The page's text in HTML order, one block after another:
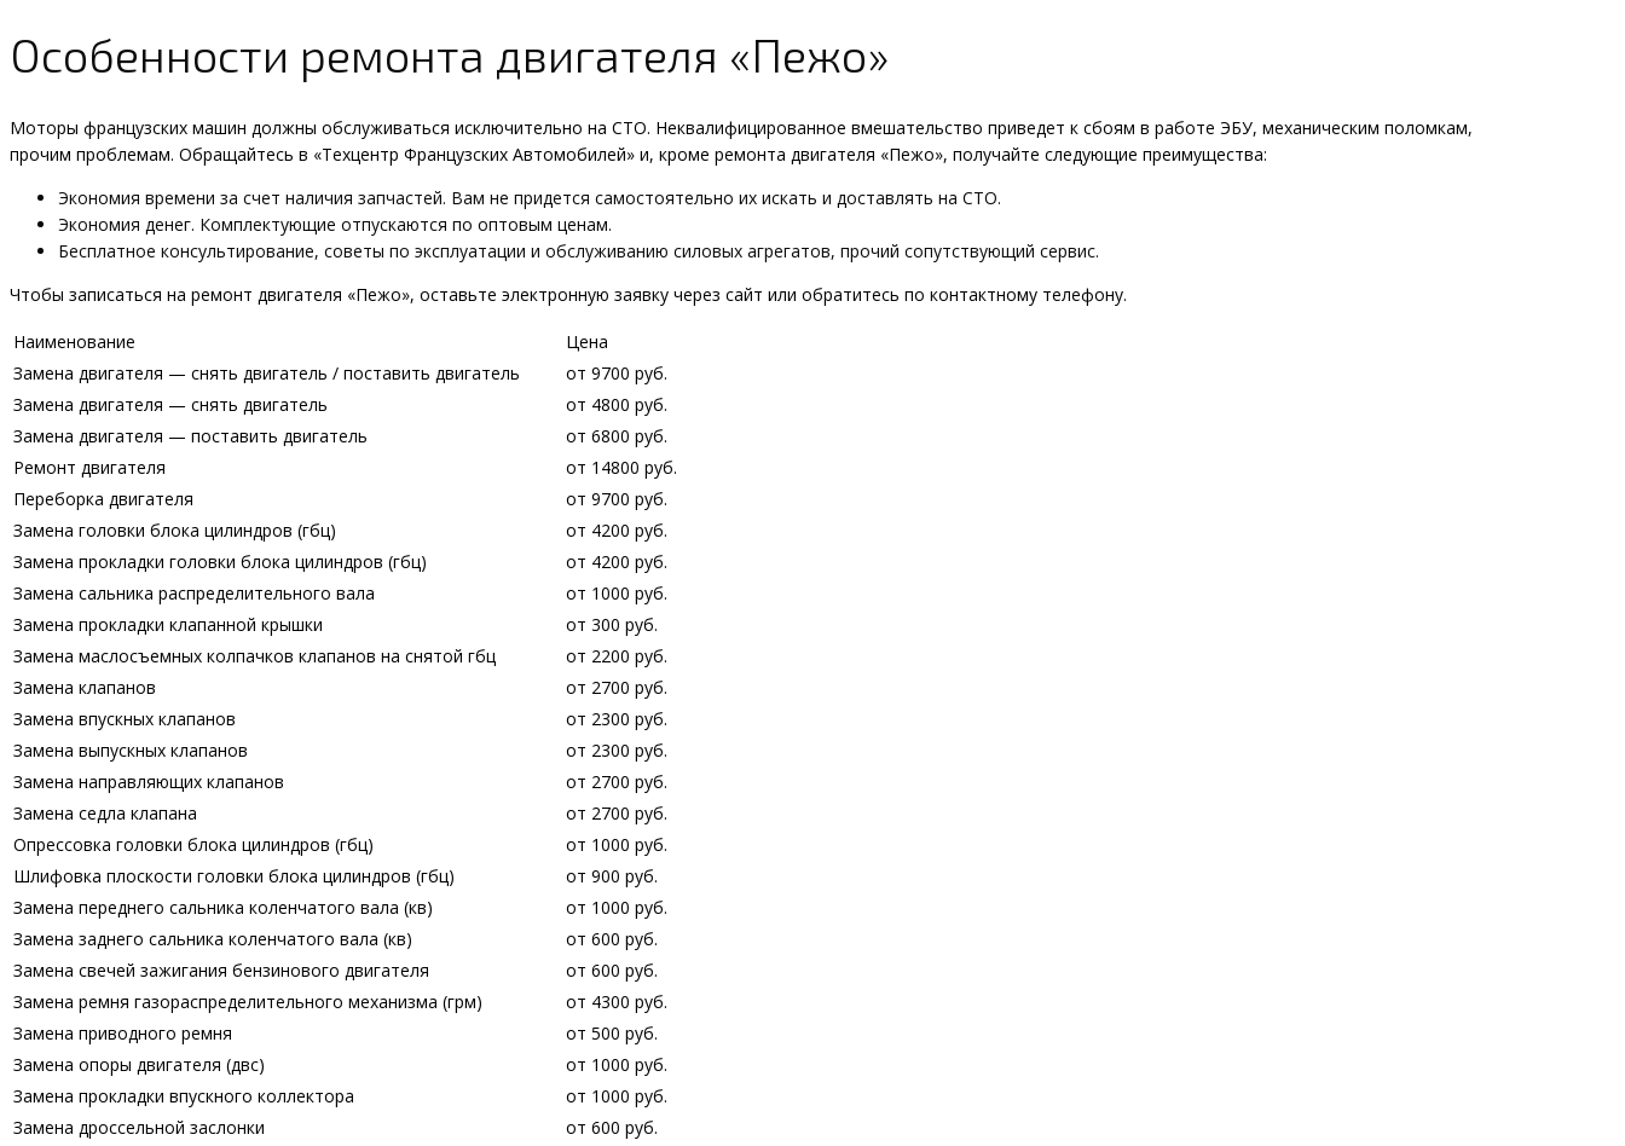
Особенности ремонта двигателя «Пежо»
Моторы французских машин должны обслуживаться исключительно на СТО. Неквалифицированное вмешательство приведет к сбоям в работе ЭБУ, механическим поломкам,
прочим проблемам. Обращайтесь в «Техцентр Французских Автомобилей» и, кроме ремонта двигателя «Пежо», получайте следующие преимущества:
Экономия времени за счет наличия запчастей. Вам не придется самостоятельно их искать и доставлять на СТО.
Экономия денег. Комплектующие отпускаются по оптовым ценам.
Бесплатное консультирование, советы по эксплуатации и обслуживанию силовых агрегатов, прочий сопутствующий сервис.
Чтобы записаться на ремонт двигателя «Пежо», оставьте электронную заявку через сайт или обратитесь по контактному телефону.
Наименование
Цена
Замена двигателя — снять двигатель / поставить двигатель
от 9700 руб.
Замена двигателя — снять двигатель
от 4800 руб.
Замена двигателя — поставить двигатель
от 6800 руб.
Ремонт двигателя
от 14800 руб.
Переборка двигателя
от 9700 руб.
Замена головки блока цилиндров (гбц)
от 4200 руб.
Замена прокладки головки блока цилиндров (гбц)
от 4200 руб.
Замена сальника распределительного вала
от 1000 руб.
Замена прокладки клапанной крышки
от 300 руб.
Замена маслосъемных колпачков клапанов на снятой гбц
от 2200 руб.
Замена клапанов
от 2700 руб.
Замена впускных клапанов
от 2300 руб.
Замена выпускных клапанов
от 2300 руб.
Замена направляющих клапанов
от 2700 руб.
Замена седла клапана
от 2700 руб.
Опрессовка головки блока цилиндров (гбц)
от 1000 руб.
Шлифовка плоскости головки блока цилиндров (гбц)
от 900 руб.
Замена переднего сальника коленчатого вала (кв)
от 1000 руб.
Замена заднего сальника коленчатого вала (кв)
от 600 руб.
Замена свечей зажигания бензинового двигателя
от 600 руб.
Замена ремня газораспределительного механизма (грм)
от 4300 руб.
Замена приводного ремня
от 500 руб.
Замена опоры двигателя (двс)
от 1000 руб.
Замена прокладки впускного коллектора
от 1000 руб.
Замена дроссельной заслонки
от 600 руб.